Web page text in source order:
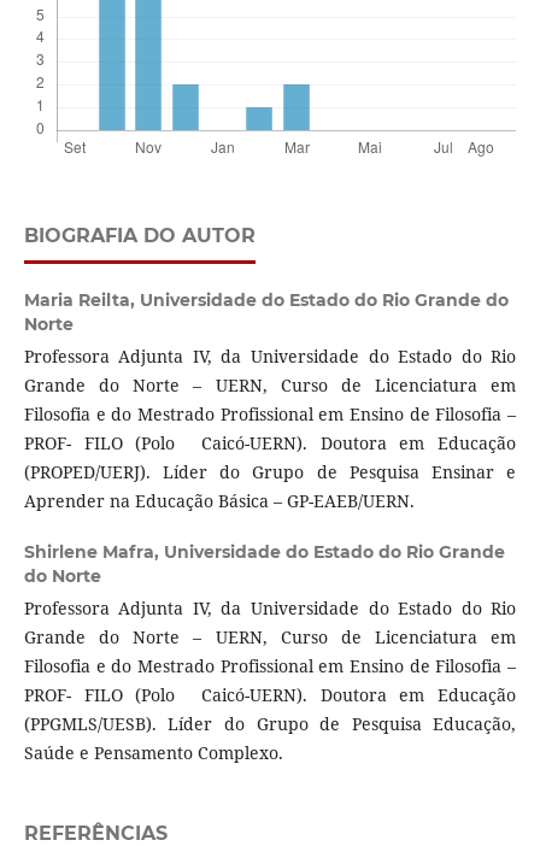
BIOGRAFIA DO AUTOR
Maria Reilta, Universidade do Estado do Rio Grande do
Norte
Professora Adjunta IV, da Universidade do Estado do Rio
Grande do Norte – UERN, Curso de Licenciatura em
Filosofia e do Mestrado Profissional em Ensino de Filosofia –
PROF- FILO (Polo Caicó-UERN). Doutora em Educação
(PROPED/UERJ). Líder do Grupo de Pesquisa Ensinar e
Aprender na Educação Básica – GP-EAEB/UERN.
Shirlene Mafra, Universidade do Estado do Rio Grande
do Norte
Professora Adjunta IV, da Universidade do Estado do Rio
Grande do Norte – UERN, Curso de Licenciatura em
Filosofia e do Mestrado Profissional em Ensino de Filosofia –
PROF- FILO (Polo Caicó-UERN). Doutora em Educação
(PPGMLS/UESB). Líder do Grupo de Pesquisa Educação,
Saúde e Pensamento Complexo.
REFERÊNCIAS